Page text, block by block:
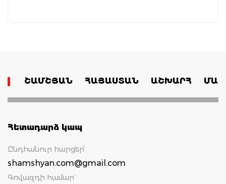
ՇԱՄՇՅԱՆ ՀԱՅԱՍՏԱՆ ԱՇԽԱՐՀ
Հետադարձ կապ
Ընդհանուր հարցեր՝
shamshyan.com@gmail.com
Գովազդի համար`